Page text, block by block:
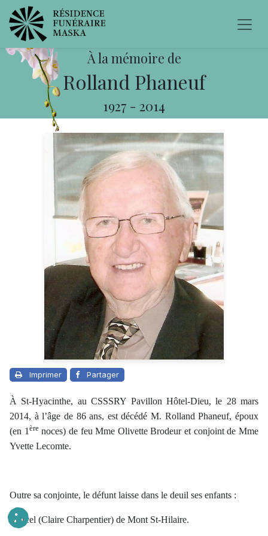
À la mémoire de
Rolland Phaneuf
1927 - 2014
Imprimer Partager
À St-Hyacinthe, au CSSSRY Pavillon Hôtel-Dieu, le 28 mars
2014, à l’âge de 86 ans, est décédé M. Rolland Phaneuf, époux
(en 1 èrenoces) de feu Mme Olivette Brodeur et conjoint de Mme
Yvette Lecomte.
Outre sa conjointe, le défunt laisse dans le deuil ses enfants :
Marcel (Claire Charpentier) de Mont St-Hilaire.